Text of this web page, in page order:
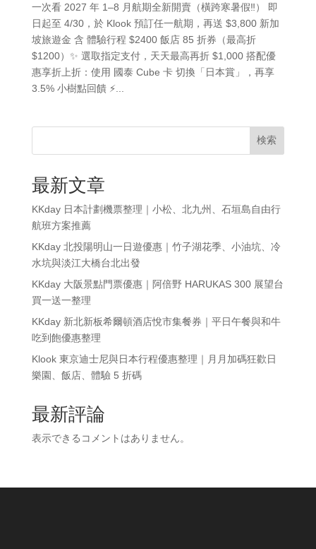
一次看 2027 年 1–8 月航期全新開賣（橫跨寒暑假‼️） 即
日起至 4/30，於 Klook 預訂任一航期，再送 $3,800 新加
坡旅遊金 含 體驗行程 $2400 飯店 85 折券（最高折
$1200）✨ 選取指定支付，天天最高再折 $1,000 搭配優
惠享折上折：使用 國泰 Cube 卡 切換「日本賞」，再享
3.5% 小樹點回饋 ⚡...
検索
最新文章
KKday 日本計劃機票整理｜小松、北九州、石垣島自由行
航班方案推薦
KKday 北投陽明山一日遊優惠｜竹子湖花季、小油坑、冷
水坑與淡江大橋台北出發
KKday 大阪景點門票優惠｜阿倍野 HARUKAS 300 展望台
買一送一整理
KKday 新北新板希爾頓酒店悅市集餐券｜平日午餐與和牛
吃到飽優惠整理
Klook 東京迪士尼與日本行程優惠整理｜月月加碼狂歡日
樂園、飯店、體驗 5 折碼
最新評論
表示できるコメントはありません。